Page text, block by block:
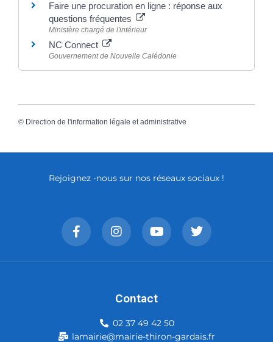
Faire une procuration en ligne : réponse aux
questions fréquentes
Ministère chargé de l'intérieur
NC Connect
Gouvernement de Nouvelle Calédonie
© Direction de l'information légale et administrative
Rejoignez -nous sur nos réseaux sociaux !
Contact
02 37 49 42 50
lamairie@mairie-thiron-gardais.fr